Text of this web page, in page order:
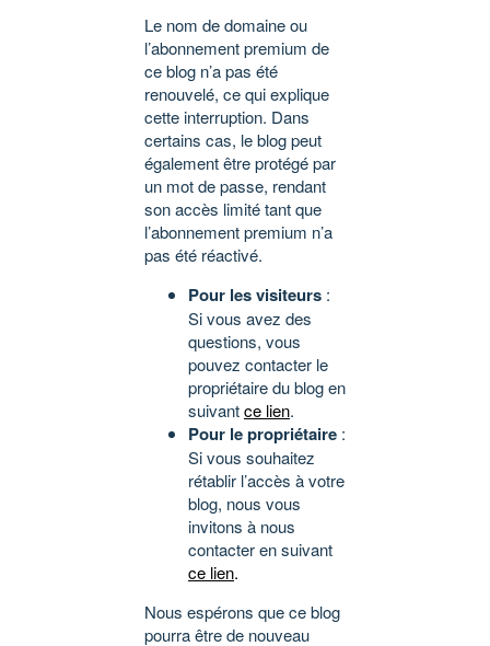
Le nom de domaine ou
l’abonnement premium de
ce blog n’a pas été
renouvelé, ce qui explique
cette interruption. Dans
certains cas, le blog peut
également être protégé par
un mot de passe, rendant
son accès limité tant que
l’abonnement premium n’a
pas été réactivé.
Pour les visiteurs :
Si vous avez des
questions, vous
pouvez contacter le
propriétaire du blog en
suivantce lien.
Pour le propriétaire :
Si vous souhaitez
rétablir l’accès à votre
blog, nous vous
invitons à nous
contacter en suivant
ce lien.
Nous espérons que ce blog
pourra être de nouveau